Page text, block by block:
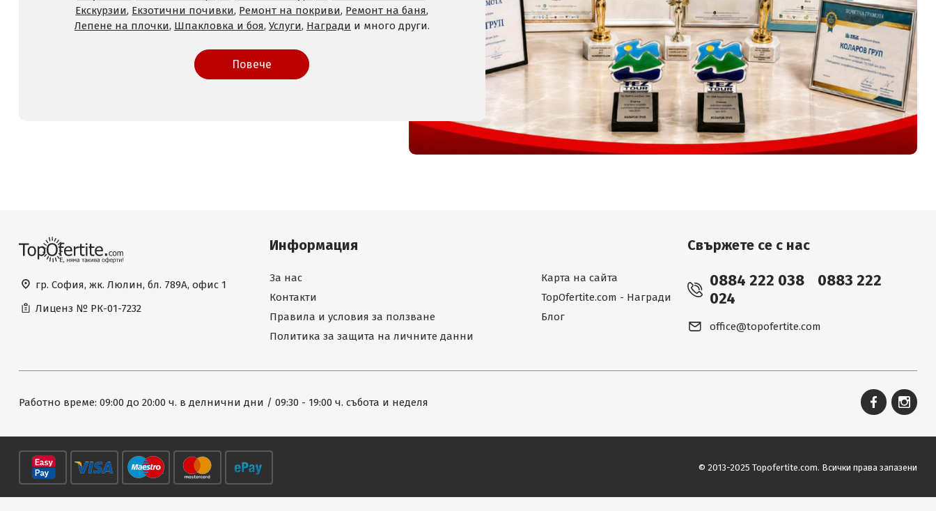
Екскурзии, Екзотични почивки, Ремонт на покриви, Ремонт на баня,
Лепене на плочки, Шпакловка и боя, Услуги, Награди и много други.
Повече
гр. София, жк. Люлин, бл. 789А, офис 1
Лиценз № РК-01-7232
Информация
За нас
Контакти
Правила и условия за ползване
Политика за защита на личните данни
Карта на сайта
TopOfertite.com - Награди
Блог
Свържете се с нас
0884 222 038
0883 222
024
office@topofertite.com
Работно време: 09:00 до 20:00 ч. в делнични дни / 09:30 - 19:00 ч. събота и неделя
© 2013-2025 Topofertite.com. Всички права запазени